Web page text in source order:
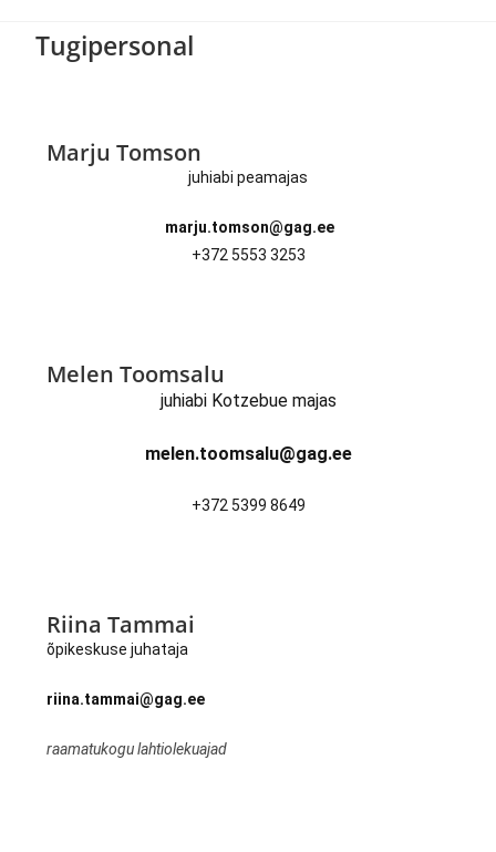
Tugipersonal
Marju Tomson
juhiabi peamajas
marju.tomson@gag.ee
+372 5553 3253
Melen Toomsalu
juhiabi Kotzebue majas
melen.toomsalu@gag.ee
+372 5399 8649
Riina Tammai
õpikeskuse juhataja
riina.tammai@gag.ee
raamatukogu lahtiolekuajad